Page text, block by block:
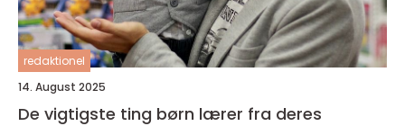
redaktionel
14. August 2025
De vigtigste ting børn lærer fra deres